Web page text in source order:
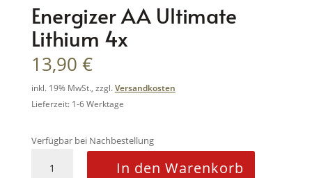
Energizer AA Ultimate
Lithium 4x
13,90 €
inkl. 19% MwSt., zzgl.Versandkosten
Lieferzeit: 1-6 Werktage
Verfügbar bei Nachbestellung
In den Warenkorb